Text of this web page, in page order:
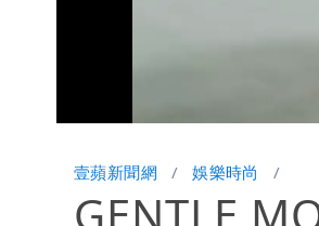
壹蘋新聞網 娛樂時尚